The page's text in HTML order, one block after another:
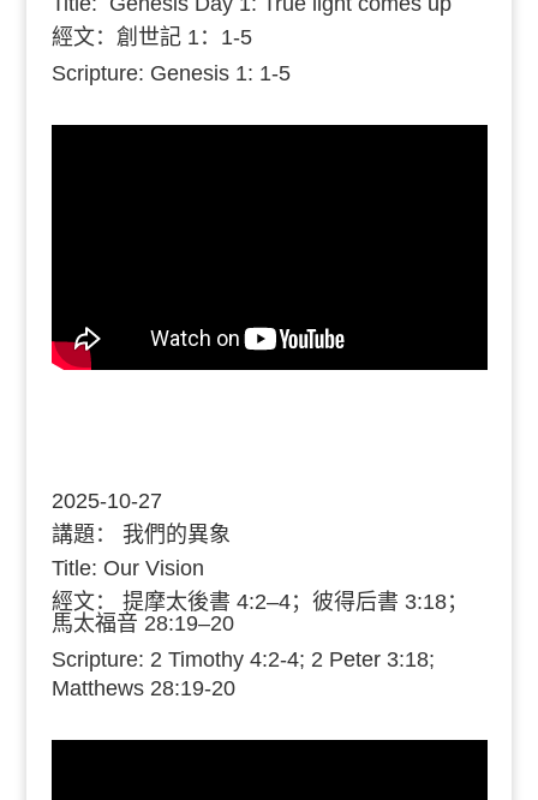
經文：創世記 1：1-5
Scripture: Genesis 1: 1-5
2025-10-27
講題： 我們的異象
Title: Our Vision
經文： 提摩太後書 4:2–4；彼得后書 3:18；
馬太福音 28:19–20
Scripture: 2 Timothy 4:2-4; 2 Peter 3:18;
Matthews 28:19-20